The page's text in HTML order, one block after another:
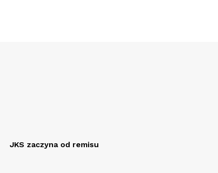
JKS zaczyna od remisu